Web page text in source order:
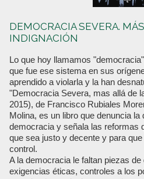
DEMOCRACIA SEVERA.
INDIGNACIÓN
Lo que hoy llamamos
que fue ese sistema en sus
aprendido a violarla y la han
"Democracia Severa, mas allá de
2015), de Francisco Rubiales
Molina, es un libro que denuncia la
democracia y señala las reformas
que sea justo y decente y para
control.
A la democracia le faltan piezas de
exigencias éticas, controles a los